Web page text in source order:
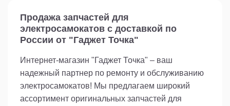
Продажа запчастей для
электросамокатов с доставкой по
России от "Гаджет Точка"
Интернет-магазин "Гаджет Точка" – ваш
надежный партнер по ремонту и обслуживанию
электросамокатов! Мы предлагаем широкий
ассортимент оригинальных запчастей для